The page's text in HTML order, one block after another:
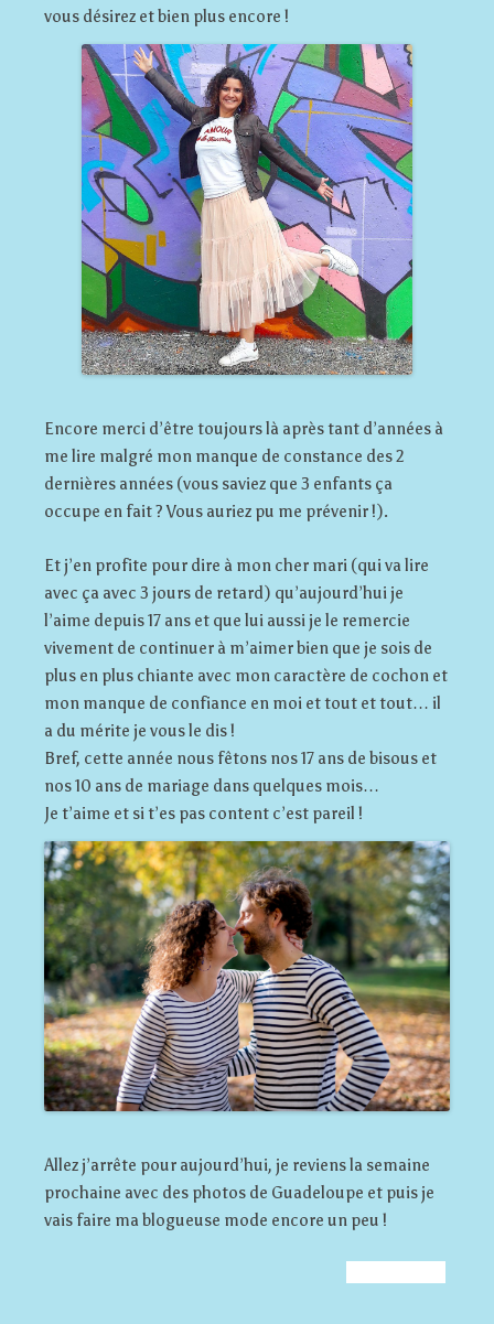
vous désirez et bien plus encore !
Encore merci d’être toujours là après tant d’années à
me lire malgré mon manque de constance des 2
dernières années (vous saviez que 3 enfants ça
occupe en fait ? Vous auriez pu me prévenir !).
Et j’en profite pour dire à mon cher mari (qui va lire
avec ça avec 3 jours de retard) qu’aujourd’hui je
l’aime depuis 17 ans et que lui aussi je le remercie
vivement de continuer à m’aimer bien que je sois de
plus en plus chiante avec mon caractère de cochon et
mon manque de confiance en moi et tout et tout… il
a du mérite je vous le dis !
Bref, cette année nous fêtons nos 17 ans de bisous et
nos 10 ans de mariage dans quelques mois…
Je t’aime et si t’es pas content c’est pareil !
Allez j’arrête pour aujourd’hui, je reviens la semaine
prochaine avec des photos de Guadeloupe et puis je
vais faire ma blogueuse mode encore un peu !